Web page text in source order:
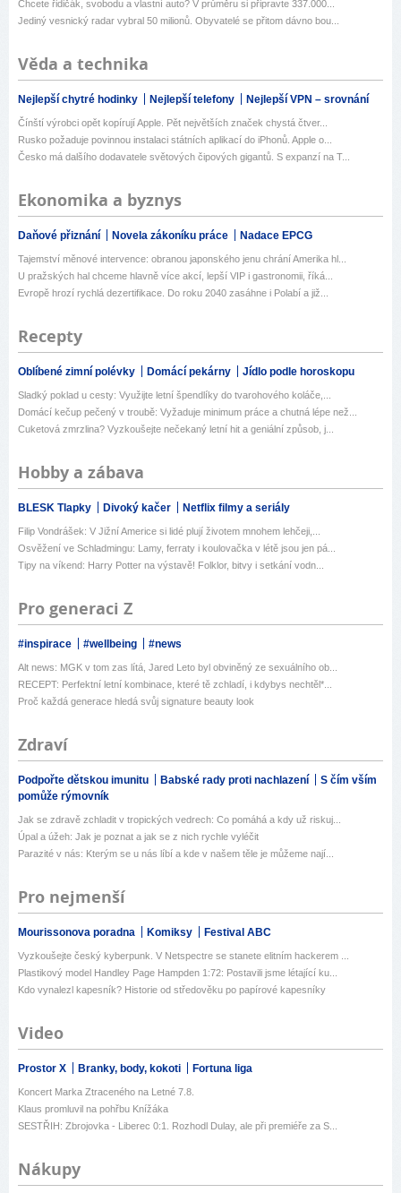
Chcete řidičák, svobodu a vlastní auto? V průměru si připravte 337.000...
Jediný vesnický radar vybral 50 milionů. Obyvatelé se přitom dávno bou...
Věda a technika
Nejlepší chytré hodinky Nejlepší telefony Nejlepší VPN – srovnání
Čínští výrobci opět kopírují Apple. Pět největších značek chystá čtver...
Rusko požaduje povinnou instalaci státních aplikací do iPhonů. Apple o...
Česko má dalšího dodavatele světových čipových gigantů. S expanzí na T...
Ekonomika a byznys
Daňové přiznání Novela zákoníku práce Nadace EPCG
Tajemství měnové intervence: obranou japonského jenu chrání Amerika hl...
U pražských hal chceme hlavně více akcí, lepší VIP i gastronomii, říká...
Evropě hrozí rychlá dezertifikace. Do roku 2040 zasáhne i Polabí a již...
Recepty
Oblíbené zimní polévky Domácí pekárny Jídlo podle horoskopu
Sladký poklad u cesty: Využijte letní špendlíky do tvarohového koláče,...
Domácí kečup pečený v troubě: Vyžaduje minimum práce a chutná lépe než...
Cuketová zmrzlina? Vyzkoušejte nečekaný letní hit a geniální způsob, j...
Hobby a zábava
BLESK Tlapky Divoký kačer Netflix filmy a seriály
Filip Vondrášek: V Jižní Americe si lidé plují životem mnohem lehčeji,...
Osvěžení ve Schladmingu: Lamy, ferraty i koulovačka v létě jsou jen pá...
Tipy na víkend: Harry Potter na výstavě! Folklor, bitvy i setkání vodn...
Pro generaci Z
#inspirace #wellbeing #news
Alt news: MGK v tom zas lítá, Jared Leto byl obviněný ze sexuálního ob...
RECEPT: Perfektní letní kombinace, které tě zchladí, i kdybys nechtěl*...
Proč každá generace hledá svůj signature beauty look
Zdraví
Podpořte dětskou imunitu Babské rady proti nachlazení
S čím vším
pomůže rýmovník
Jak se zdravě zchladit v tropických vedrech: Co pomáhá a kdy už riskuj...
Úpal a úžeh: Jak je poznat a jak se z nich rychle vyléčit
Parazité v nás: Kterým se u nás líbí a kde v našem těle je můžeme nají...
Pro nejmenší
Mourissonova poradna Komiksy Festival ABC
Vyzkoušejte český kyberpunk. V Netspectre se stanete elitním hackerem ...
Plastikový model Handley Page Hampden 1:72: Postavili jsme létající ku...
Kdo vynalezl kapesník? Historie od středověku po papírové kapesníky
Video
Prostor X Branky, body, kokoti Fortuna liga
Koncert Marka Ztraceného na Letné 7.8.
Klaus promluvil na pohřbu Knížáka
SESTŘIH: Zbrojovka - Liberec 0:1. Rozhodl Dulay, ale při premiéře za S...
Nákupy